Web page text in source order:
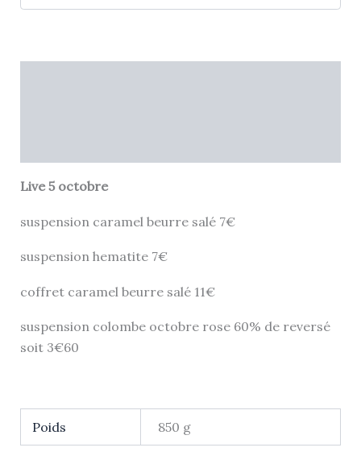
Live 5 octobre
suspension caramel beurre salé 7€
suspension hematite 7€
coffret caramel beurre salé 11€
suspension colombe octobre rose 60% de reversé
soit 3€60
Poids 850 g